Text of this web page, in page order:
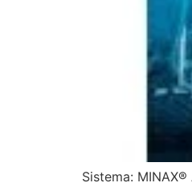
Sistema: